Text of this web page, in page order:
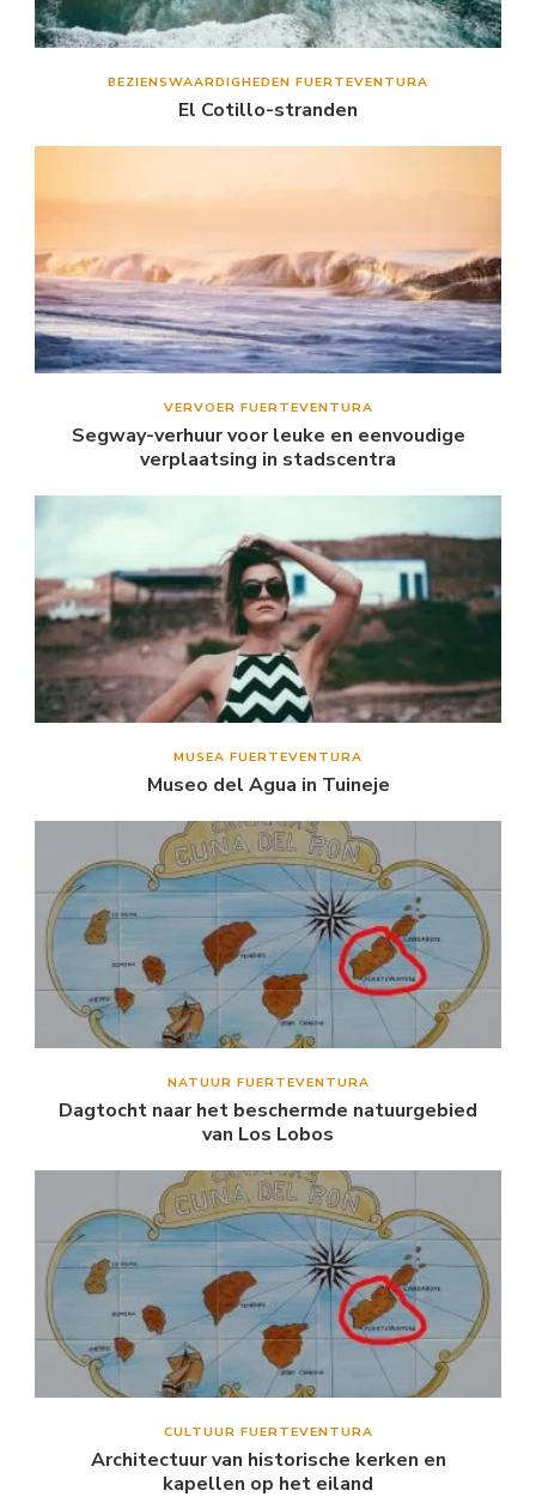
BEZIENSWAARDIGHEDEN FUERTEVENTURA
El Cotillo-stranden
VERVOER FUERTEVENTURA
Segway-verhuur voor leuke en eenvoudige
verplaatsing in stadscentra
MUSEA FUERTEVENTURA
Museo del Agua in Tuineje
NATUUR FUERTEVENTURA
Dagtocht naar het beschermde natuurgebied
van Los Lobos
CULTUUR FUERTEVENTURA
Architectuur van historische kerken en
kapellen op het eiland